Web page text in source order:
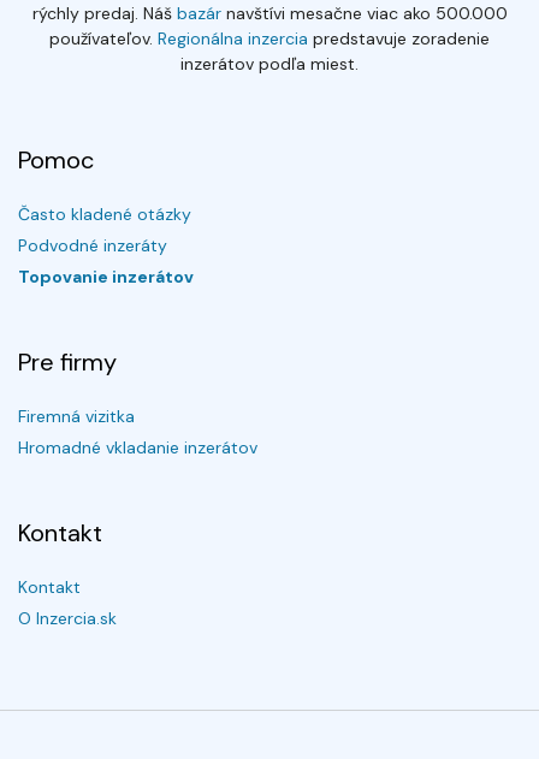
rýchly predaj. Náš bazárnavštívi mesačne viac ako 500.000
používateľov. Regionálna inzercia predstavuje zoradenie
inzerátov podľa miest.
Pomoc
Často kladené otázky
Podvodné inzeráty
Topovanie inzerátov
Pre firmy
Firemná vizitka
Hromadné vkladanie inzerátov
Kontakt
Kontakt
O Inzercia.sk